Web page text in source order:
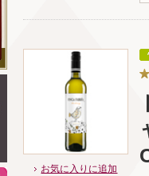
お気に入りに追加